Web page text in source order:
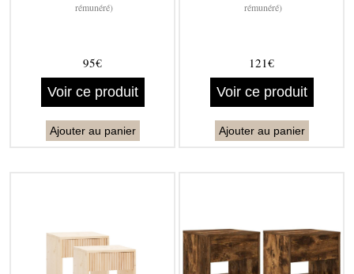
rémunéré)
95€
Voir ce produit
Ajouter au panier
rémunéré)
121€
Voir ce produit
Ajouter au panier